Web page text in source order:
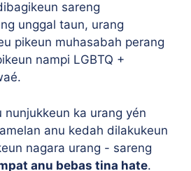
sareng
unggal taun, urang
pikeun muhasabah perang
nampi LGBTQ +
nunjukkeun ka urang yén
anu kedah dilakukeun
nagara urang - sareng
anu bebas tina hate.